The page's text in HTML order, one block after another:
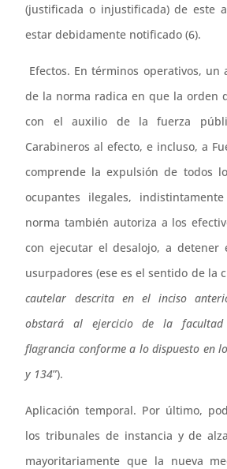
(justificada o injustificada) de este
estar debidamente notificado (6).
Efectos. En términos operativos, un
de la norma radica en que la orden
con el auxilio de la fuerza
Carabineros al efecto, e incluso, a
comprende la expulsión de todos
ocupantes ilegales,
norma también autoriza a los
con ejecutar el desalojo, a detener
usurpadores (ese es el sentido de la
cautelar descrita en el inciso
obstará al ejercicio de la
flagrancia conforme a lo dispuesto en
y 134”).
Aplicación temporal. Por último,
los tribunales de instancia y de
mayoritariamente que la nueva